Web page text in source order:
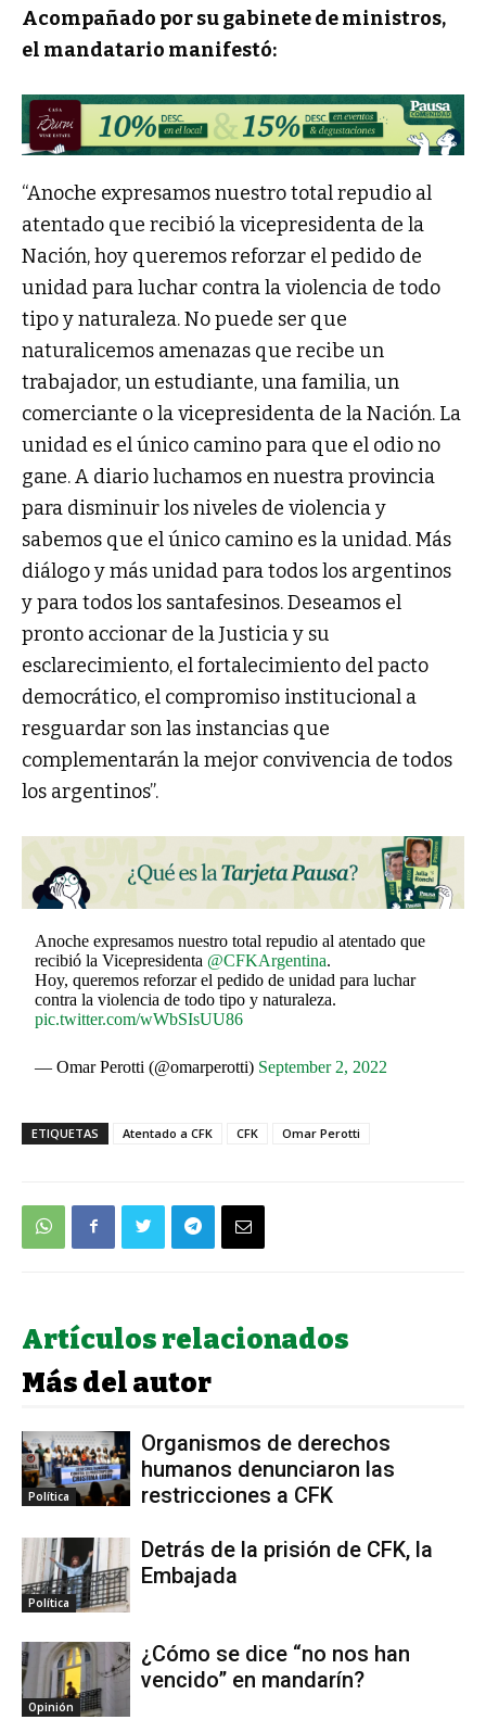
Acompañado por su gabinete de ministros,
el mandatario manifestó:
“Anoche expresamos nuestro total repudio al
atentado que recibió la vicepresidenta de la
Nación, hoy queremos reforzar el pedido de
unidad para luchar contra la violencia de todo
tipo y naturaleza. No puede ser que
naturalicemos amenazas que recibe un
trabajador, un estudiante, una familia, un
comerciante o la vicepresidenta de la Nación. La
unidad es el único camino para que el odio no
gane. A diario luchamos en nuestra provincia
para disminuir los niveles de violencia y
sabemos que el único camino es la unidad. Más
diálogo y más unidad para todos los argentinos
y para todos los santafesinos. Deseamos el
pronto accionar de la Justicia y su
esclarecimiento, el fortalecimiento del pacto
democrático, el compromiso institucional a
resguardar son las instancias que
complementarán la mejor convivencia de todos
los argentinos”.
Anoche expresamos nuestro total repudio al atentado que
recibió la Vicepresidenta @CFKArgentina.
Hoy, queremos reforzar el pedido de unidad para luchar
contra la violencia de todo tipo y naturaleza.
pic.twitter.com/wWbSIsUU86
— Omar Perotti (@omarperotti) September 2, 2022
ETIQUETAS Atentado a CFK CFK Omar Perotti
Artículos relacionados
Más del autor
Política
Organismos de derechos
humanos denunciaron las
restricciones a CFK
Política
Detrás de la prisión de CFK, la
Embajada
Opinión
¿Cómo se dice “no nos han
vencido” en mandarín?